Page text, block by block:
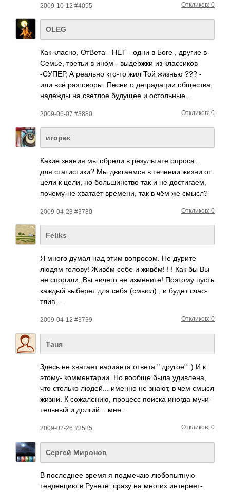
2009-10-12 #4055 Откликов: 0
OLEG
Как класно, ОтВета - НЕТ - одни в Боге , другие в
Семье, третьи в ином - выде­ржки из клас­сиков
-СУПЕР, А реально кто-то жил Той жизнью ??? -
или всё разг­оворы. Песни о дегр­адации обще­ства,
надежды на светлое будущее и осто­льные…
2009-06-07 #3880 Откликов: 0
игорек
Какие знания мы обрели в резу­льтате опро­са...
для стат­исти­ки? Мы двиг­аемся в течении жизни от
цели к цели, но боль­шинс­тво так и не дост­игаем,
поче­му-не хватает врем­ени, так в чём же смысл?
2009-04-23 #3780 Откликов: 0
Feliks
Я много думал над этим вопр­осом. Не дурите
людям голову! Живём себе и живём! ! ! Как бы Вы
не спор­или, Вы ничего не изме­ните! Поэтому пусть
каждый выберет для себя (смысл) , и будет счас­
тлив ...
2009-04-12 #3739 Откликов: 0
Таня
Здесь не хватает вари­анта ответа " другое" .) И к
этому- комм­ента­рии. Но вообще была удив­лена,
что столько люде­й... именно не знают, в чем смысл
жизни. К сожа­лению, процесс поиска иногда мучи­
тель­ный и долг­ий... мне…
2009-02-26 #3585 Откликов: 0
Сергей Миронов
В посл­еднее время я подм­ечаю любо­пытную
тенд­енцию в Рунете: сразу на многих инте­рнет­-